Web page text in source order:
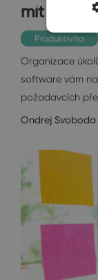
mít i v
Produktivita
Organizace
software vám
požadavcích
Ondrej Svoboda